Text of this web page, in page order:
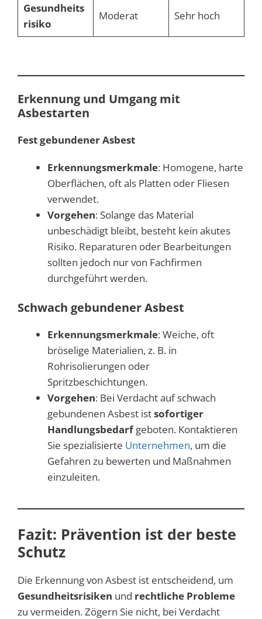
Gesundheits
risiko
Moderat Sehr hoch
Erkennung und Umgang mit
Asbestarten
Fest gebundener Asbest
Erkennungsmerkmale: Homogene, harte
Oberflächen, oft als Platten oder Fliesen
verwendet.
Vorgehen: Solange das Material
unbeschädigt bleibt, besteht kein akutes
Risiko. Reparaturen oder Bearbeitungen
sollten jedoch nur von Fachfirmen
durchgeführt werden.
Schwach gebundener Asbest
Erkennungsmerkmale: Weiche, oft
bröselige Materialien, z. B. in
Rohrisolierungen oder
Spritzbeschichtungen.
Vorgehen: Bei Verdacht auf schwach
gebundenen Asbest istsofortiger
Handlungsbedarfgeboten. Kontaktieren
Sie spezialisierte Unternehmen, um die
Gefahren zu bewerten und Maßnahmen
einzuleiten.
Fazit: Prävention ist der beste
Schutz
Die Erkennung von Asbest ist entscheidend, um
Gesundheitsrisiken und rechtliche Probleme
zu vermeiden. Zögern Sie nicht, bei Verdacht